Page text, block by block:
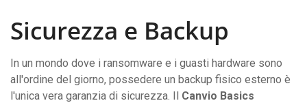
Sicurezza e Backup
In un mondo dove i ransomware e i guasti hardware sono
all'ordine del giorno, possedere un backup fisico esterno è
l'unica vera garanzia di sicurezza. Il Canvio Basics